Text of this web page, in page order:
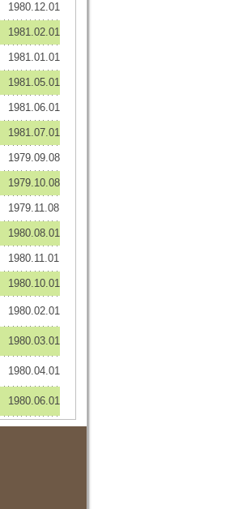
1980.12.01
1981.02.01
1981.01.01
1981.05.01
1981.06.01
1981.07.01
1979.09.08
1979.10.08
1979.11.08
1980.08.01
1980.11.01
1980.10.01
1980.02.01
1980.03.01
1980.04.01
1980.06.01